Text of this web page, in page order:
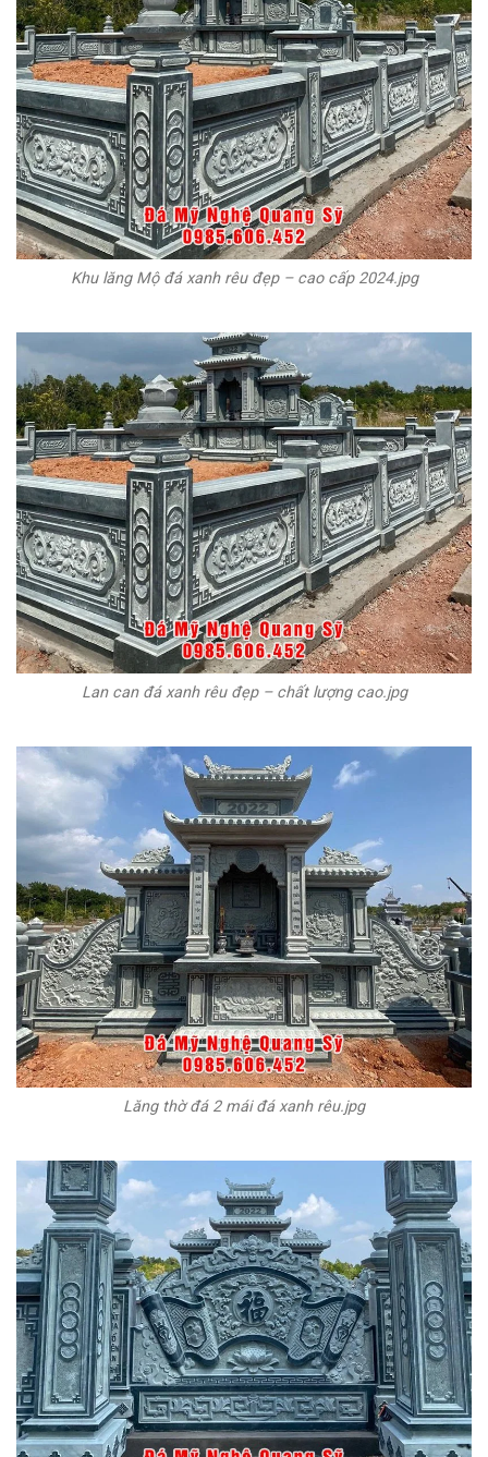
Khu lăng Mộ đá xanh rêu đẹp – cao cấp 2024.jpg
Lan can đá xanh rêu đẹp – chất lượng cao.jpg
Lăng thờ đá 2 mái đá xanh rêu.jpg